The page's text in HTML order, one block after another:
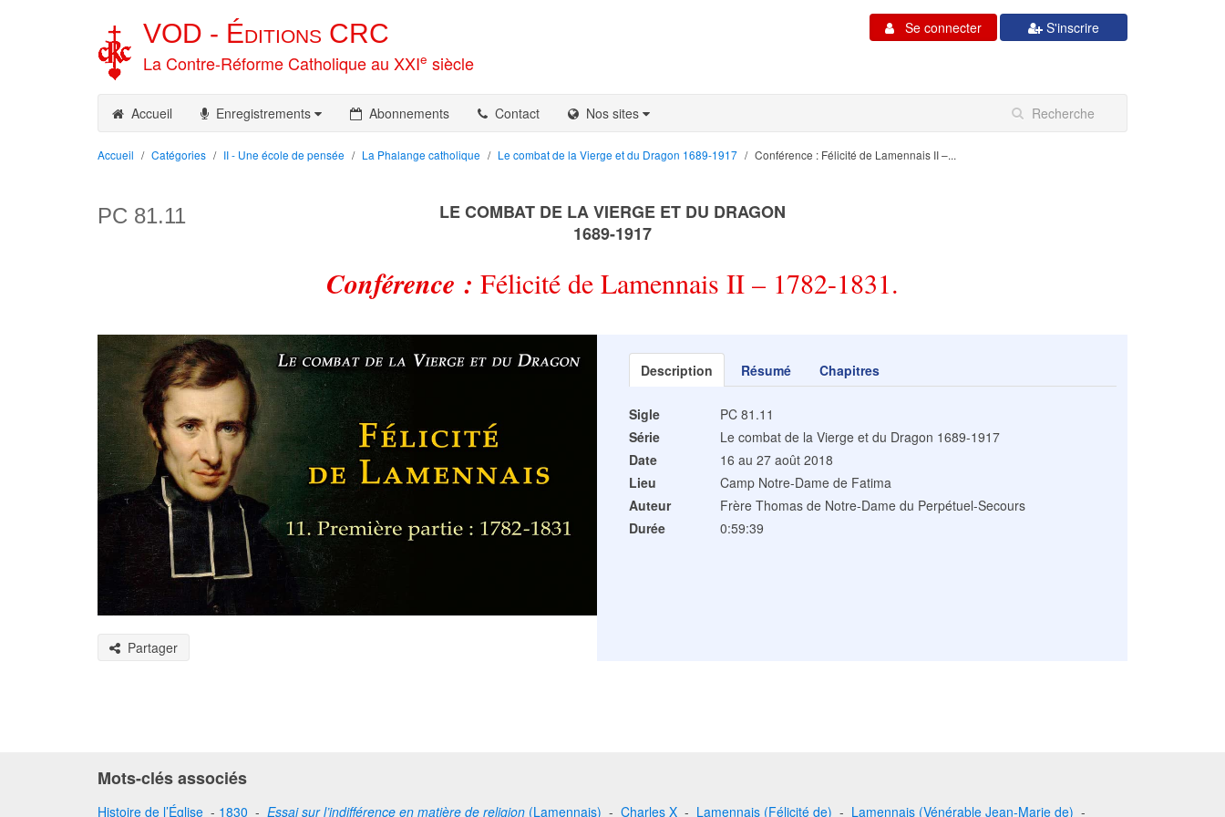
VOD - Éditions CRC
La Contre-Réforme Catholique au XXIe siècle
S'inscrire
Se connecter
Accueil Enregistrements Abonnements Contact Nos sites
Accueil Catégories II - Une école de pensée La Phalange catholique Le combat de la Vierge et du Dragon 1689-1917 Conférence : Félicité de Lamennais II –...
PC 81.11
LE COMBAT DE LA VIERGE ET DU DRAGON
1689-1917
Conférence : Félicité de Lamennais II – 1782-1831.
Partager
Description Résumé Chapitres
Sigle
PC 81.11
Série
Le combat de la Vierge et du Dragon 1689-1917
Date
16 au 27 août 2018
Lieu
Camp Notre-Dame de Fatima
Auteur
Frère Thomas de Notre-Dame du Perpétuel-Secours
Durée
0:59:39
Mots-clés associés
Histoire de l’Église - 1830 - Essai sur l’indifférence en matière de religion (Lamennais) - Charles X - Lamennais (Félicité de) - Lamennais (Vénérable Jean-Marie de) -